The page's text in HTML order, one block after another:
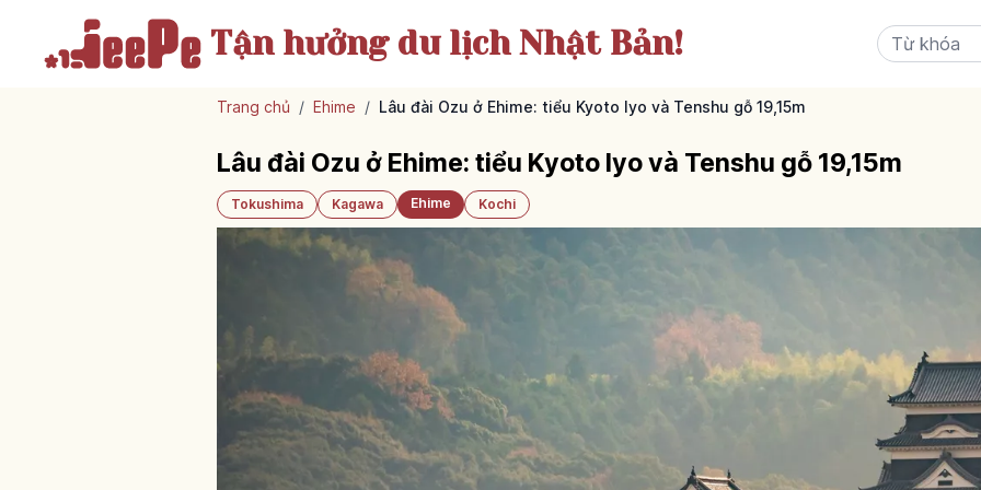
Tận hưởngdu lịch Nhật Bản!
Trang chủ / Ehime / Lâu đài Ozu ở Ehime: tiểu Kyoto Iyo và Tenshu gỗ 19,15m
Lâu đài Ozu ở Ehime: tiểu Kyoto Iyo và Tenshu gỗ 19,15m
Tokushima Kagawa Ehime Kochi